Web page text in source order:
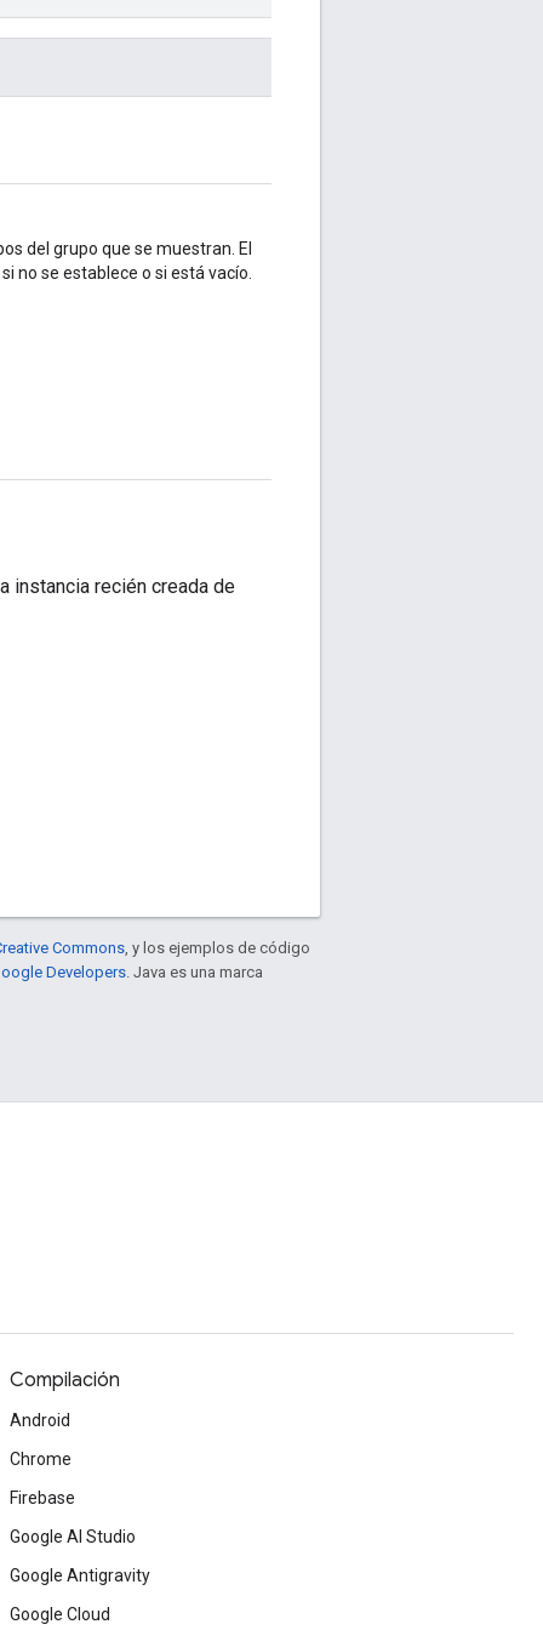
del grupo que se muestran. El
si no se establece o si está vacío.
instancia recién creada de
Commons , y los ejemplos de código
Developers . Java es una marca
Compilación
Android
Chrome
Firebase
Google AI Studio
Google Antigravity
Google Cloud